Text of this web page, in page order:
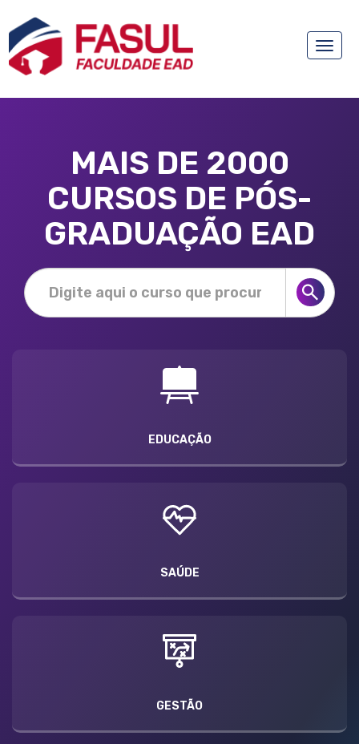
Toggle
MAIS DE 2000
CURSOS DE PÓS-
GRADUAÇÃO EAD
EDUCAÇÃO
SAÚDE
GESTÃO